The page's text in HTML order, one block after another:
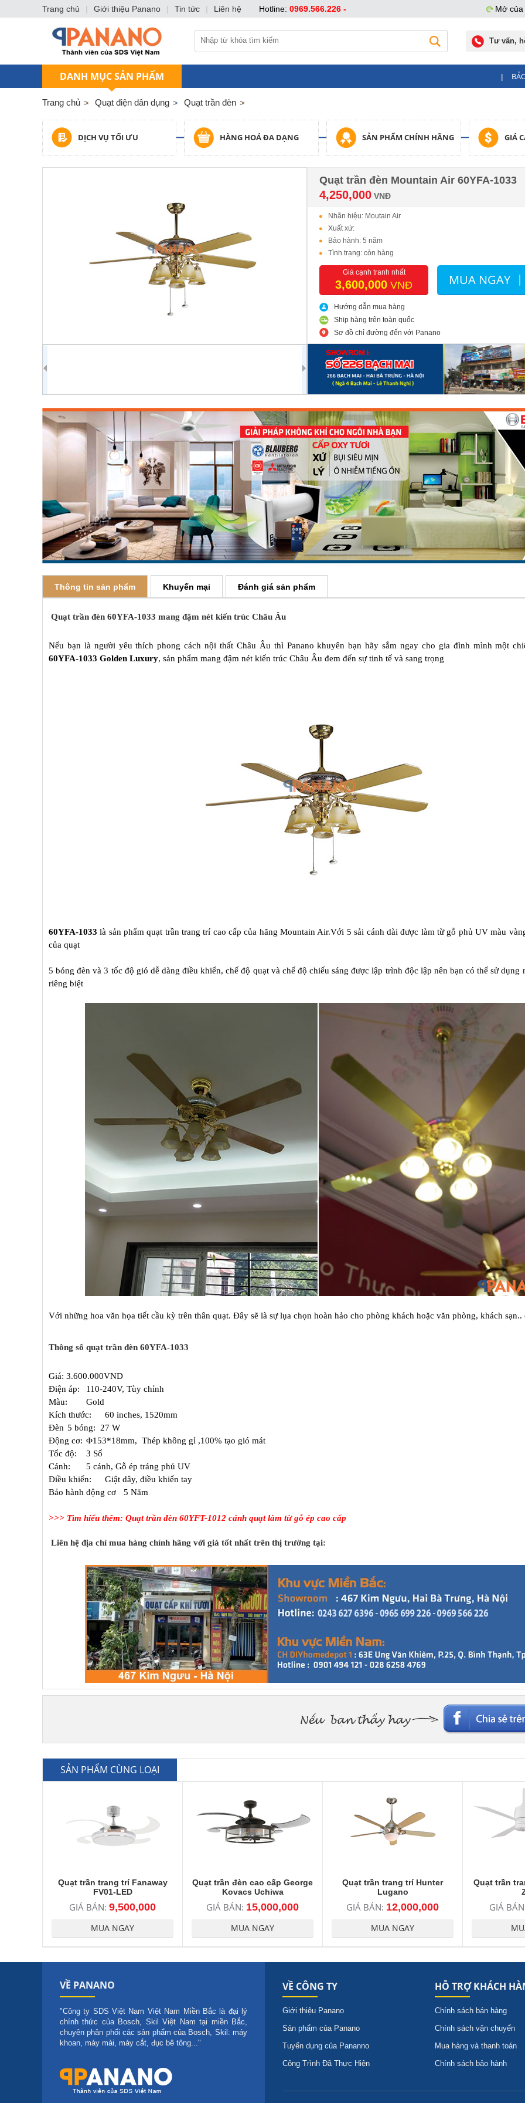
Tư vấn,
DANH MỤC SẢN PHẨM
Trang chủ Quạt điện dân dụng Quạt trần đèn
DỊCH VỤ TỐI ƯU HÀNG HOÁ ĐA DẠNG SẢN PHẨM CHÍNH HÃNG GIÁ
Quạt trần đèn Mountain Air 60YFA-1033
4,250,000 VNĐ
Nhãn hiệu: Moutain Air
Xuất xứ:
Bảo hành: 5 năm
Tình trạng: còn hàng
Giá cạnh tranh nhất
3,600,000 VNĐ MUA NGAY
Hướng dẫn mua hàng
Ship hàng trên toàn quốc
Sơ đồ chỉ đường đến với Panano
Thông tin sản phẩm Khuyến mại Đánh giá sản phẩm
Quạt trần đèn 60YFA-1033 mang đậm nét kiến trúc Châu Âu
Nếu bạn là người yêu thích phong cách nội thất Châu Âu thì Panano khuyên bạn hãy sắm ngay cho gia đình mình một
60YFA-1033 Golden Luxury, sản phẩm mang đậm nét kiến trúc Châu Âu đem đến sự tinh tế và sang trọng
60YFA-1033 là sản phẩm quạt trần trang trí cao cấp của hãng Mountain Air.Với 5 sải cánh dài được làm từ gỗ phủ UV màu
của quạt
5 bóng đèn và 3 tốc độ gió dễ dàng điều khiển, chế độ quạt và chế độ chiếu sáng được lập trình độc lập nên bạn có thể sử dụng
riêng biệt
Với những hoa văn họa tiết cầu kỳ trên thân quạt. Đây sẽ là sự lụa chọn hoàn hảo cho phòng khách hoặc văn phòng, khách sạn..
Thông số quạt trần đèn 60YFA-1033
Giá: 3.600.000VND
Điện áp:
110-240V, Tùy chỉnh
Màu:
Gold
Kích thước:
60 inches, 1520mm
Đèn 5 bóng: 27 W
Động cơ: Φ153*18mm, Thép không gỉ ,100% tạo gió mát
Tốc độ:
3 Số
Cánh:
5 cánh, Gỗ ép tráng phủ UV
Điều khiển:
Giật dây, điều khiển tay
Bảo hành động cơ
5 Năm
>>> Tìm hiểu thêm: Quạt trần đèn 60YFT-1012 cánh quạt làm từ gỗ ép cao cấp
Liên hệ địa chỉ mua hàng chính hãng với giá tốt nhất trên thị trường tại:
SẢN PHẨM CÙNG LOẠI
Quạt trần trang trí Fanaway
FV01-LED
GIÁ BÁN: 9,500,000
MUA NGAY
Quạt trần đèn cao cấp George
Kovacs Uchiwa
GIÁ BÁN: 15,000,000
MUA NGAY
Quạt trần trang trí Hunter
Lugano
GIÁ BÁN: 12,000,000
MUA NGAY
Quạt trần
GIÁ
VỀ PANANO
"Công ty SDS Việt Nam Việt Nam Miền Bắc là đại lý
chính thức của Bosch, Skil Việt Nam tại miền Bắc,
chuyên phân phối các sản phẩm của Bosch, Skil: máy
khoan, máy mài, máy cắt, đục bê tông..."
VỀ CÔNG TY
Giới thiệu Panano
Sản phẩm của Panano
Tuyển dụng của Pananno
Công Trình Đã Thực Hiện
HỖ TRỢ KHÁCH
Chính sách bán hàng
Chính sách vận chuyển
Mua hàng và thanh toán
Chính sách bảo hành
Mở
Trang chủ | Giới thiệu Panano | Tin tức | Liên hệ Hotline: 0969.566.226 -